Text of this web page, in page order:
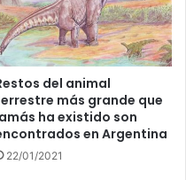
del animal
más grande que
ha existido son
en Argentina
22/01/2021